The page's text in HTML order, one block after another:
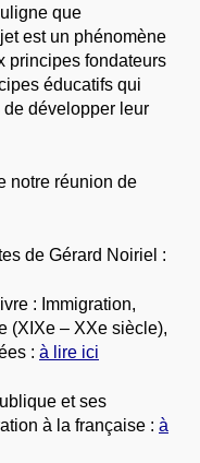
que
est un phénomène
principes fondateurs
éducatifs qui
développer leur
notre réunion de
de Gérard Noiriel :
: Immigration,
(XIXe – XXe siècle),
: à lire ici
et ses
à la française : à